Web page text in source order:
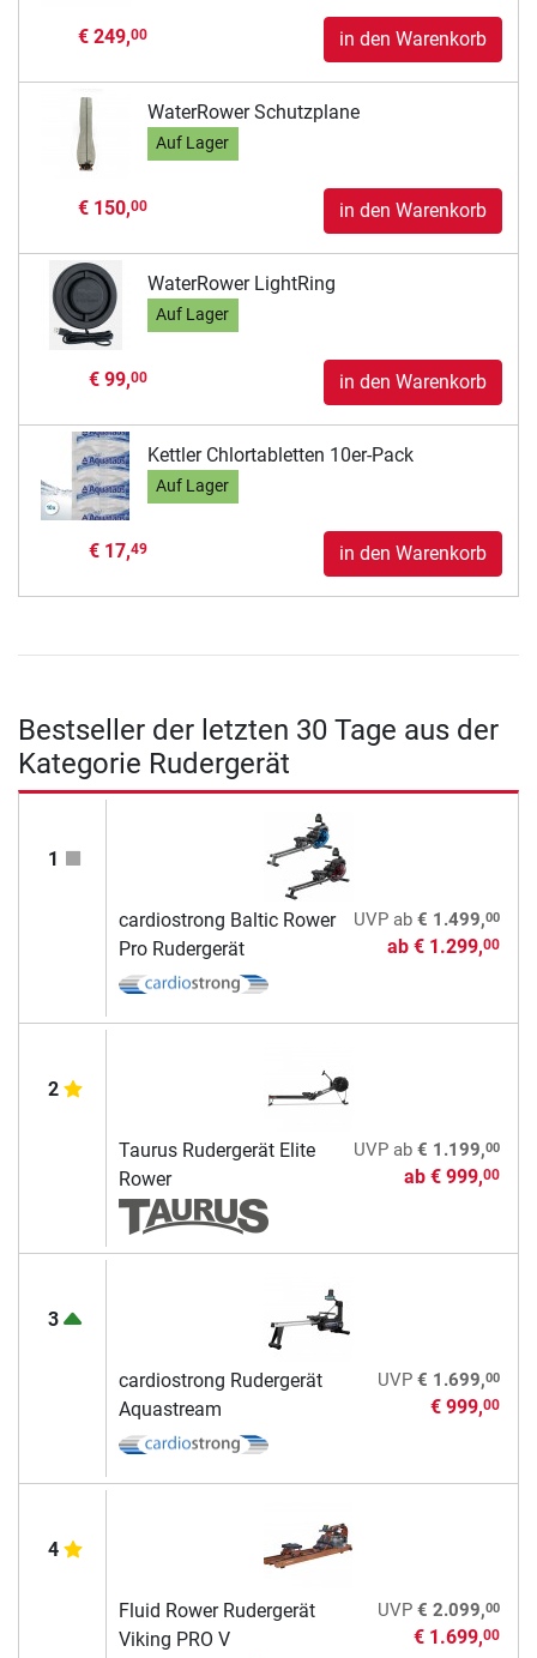
€ 249,00 in den Warenkorb
WaterRower Schutzplane
Auf Lager
€ 150,00 in den Warenkorb
WaterRower LightRing
Auf Lager
€ 99,00 in den Warenkorb
Kettler Chlortabletten 10er-Pack
Auf Lager
€ 17,49 in den Warenkorb
Bestseller der letzten 30 Tage aus der
Kategorie Rudergerät
1
cardiostrong Baltic Rower
Pro Rudergerät
UVPab € 1.499,00
ab € 1.299,00
2
Taurus Rudergerät Elite
Rower
UVPab € 1.199,00
ab € 999,00
3
cardiostrong Rudergerät
Aquastream
UVP € 1.699,00
€ 999,00
4
Fluid Rower Rudergerät
Viking PRO V
UVP € 2.099,00
€ 1.699,00